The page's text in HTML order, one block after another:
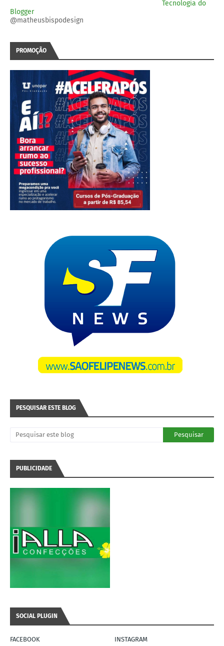
Tecnologia do
Blogger
@matheusbispodesign
PROMOÇÃO
PESQUISAR ESTE BLOG
PUBLICIDADE
SOCIAL PLUGIN
FACEBOOK
INSTAGRAM